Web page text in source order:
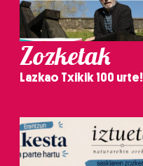
Zozketak
Lazkao Txikik 100 urte!